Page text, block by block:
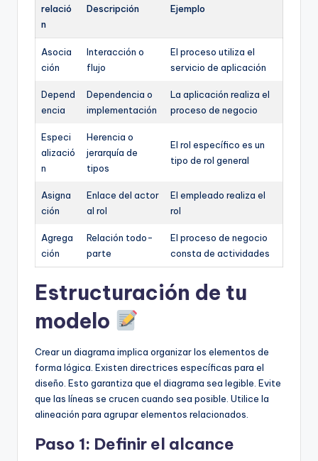
relació
n
Descripción Ejemplo
Asocia
ción
Interacción o
flujo
El proceso utiliza el
servicio de aplicación
Depend
encia
Dependencia o
implementación
La aplicación realiza el
proceso de negocio
Especi
alizació
n
Herencia o
jerarquía de
tipos
El rol específico es un
tipo de rol general
Asigna
ción
Enlace del actor
al rol
El empleado realiza el
rol
Agrega
ción
Relación todo-
parte
El proceso de negocio
consta de actividades
Estructuración de tu
modelo
Crear un diagrama implica organizar los elementos de
forma lógica. Existen directrices específicas para el
diseño. Esto garantiza que el diagrama sea legible. Evite
que las líneas se crucen cuando sea posible. Utilice la
alineación para agrupar elementos relacionados.
Paso 1: Definir el alcance